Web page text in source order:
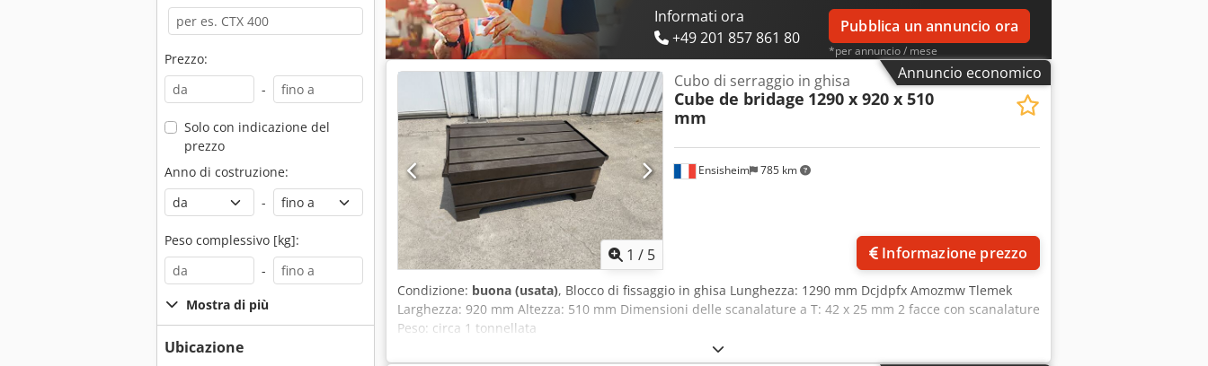
Prezzo:
-
Solo con indicazione del
prezzo
Anno di costruzione:
-
Peso complessivo [kg]:
-
Mostra di più
Ubicazione
Informati ora
+49 201 857 861 80
Pubblica un annuncio ora
*per annuncio / mese
Annuncio economico
1 / 5
Ensisheim 785 km
Cubo di serraggio in ghisa
Cube de bridage 1290 x 920 x 510
mm
Informazione prezzo
Condizione: buona (usata), Blocco di fissaggio in ghisa Lunghezza: 1290 mm Dcjdpfx Amozmw Tlemek
Larghezza: 920 mm Altezza: 510 mm Dimensioni delle scanalature a T: 42 x 25 mm 2 facce con scanalature
Peso: circa 1 tonnellata